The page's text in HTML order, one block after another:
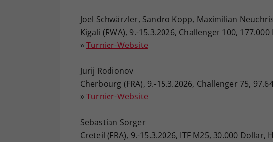
Joel Schwärzler, Sandro Kopp, Maximilian
Kigali (RWA), 9.-15.3.2026, Challenger 100,
» Turnier-Website
Jurij Rodionov
Cherbourg (FRA), 9.-15.3.2026, Challenger 75,
» Turnier-Website
Sebastian Sorger
Creteil (FRA), 9.-15.3.2026, ITF M25, 30.000 Dollar,